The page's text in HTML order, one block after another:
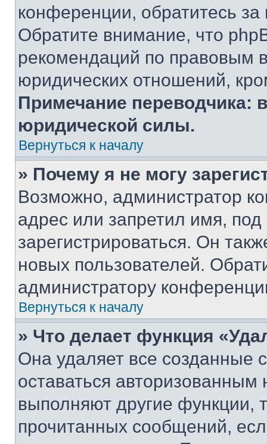
конференции, обратитесь
Обратите внимание, что
рекомендаций по правовым
юридических отношений,
Примечание переводчика:
юридической силы.
Вернуться к началу
» Почему я не могу
Возможно, администратор
адрес или запретил имя,
зарегистрироваться. Он
новых пользователей.
администратору
Вернуться к началу
» Что делает функция
Она удаляет все созданные
оставаться
выполняют другие функции,
прочитанных сообщений,